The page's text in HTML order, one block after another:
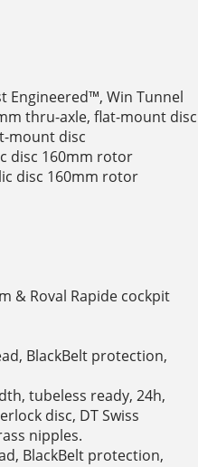
Engineered™, Win Tunnel
thru-axle, flat-mount disc
mount disc
disc 160mm rotor
disc 160mm rotor
& Roval Rapide cockpit
BlackBelt protection,
tubeless ready, 24h,
disc, DT Swiss
nipples.
BlackBelt protection,